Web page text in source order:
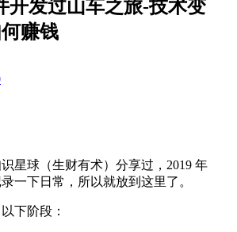
开发过山车之旅-技术变
赚钱
星球（生财有术）分享过，2019 年
一下日常，所以就放到这里了。
下阶段：